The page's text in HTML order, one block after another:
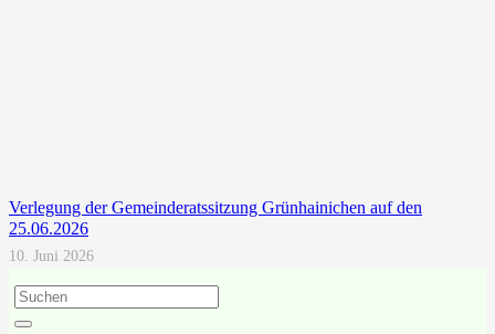
Verlegung der Gemeinderatssitzung Grünhainichen auf den
25.06.2026
10. Juni 2026